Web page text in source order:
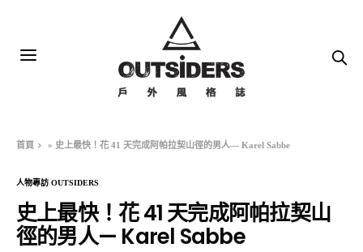
首頁 » 史上最快！花 41 天完成阿帕拉契山徑的男人— Karel Sabbe
人物專訪 OUTSIDERS
史上最快！花 41 天完成阿帕拉契山
徑的男人— Karel Sabbe